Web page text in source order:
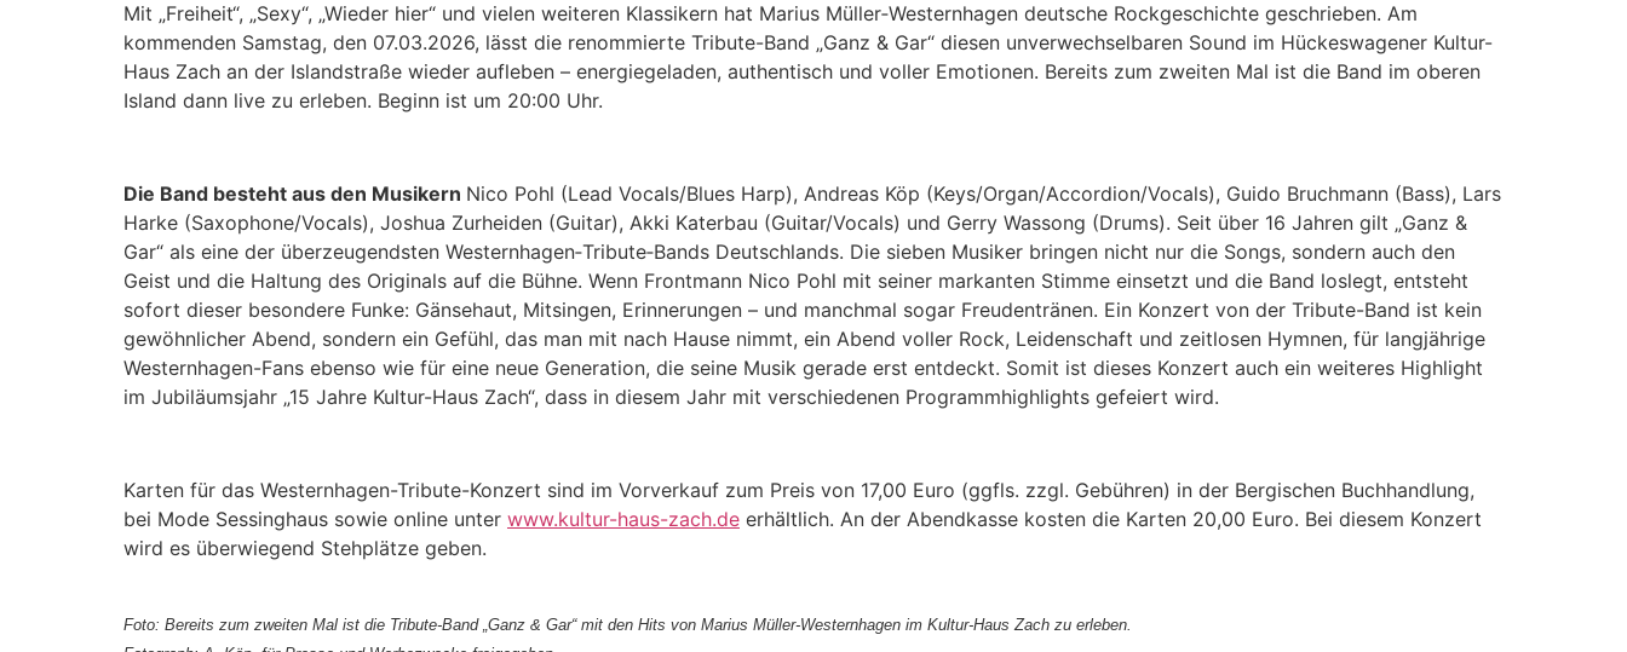
Mit „Freiheit“, „Sexy“, „Wieder hier“ und vielen weiteren Klassikern hat Marius Müller‑Westernhagen deutsche Rockgeschichte geschrieben. Am
kommenden Samstag, den 07.03.2026, lässt die renommierte Tribute-Band „Ganz & Gar“ diesen unverwechselbaren Sound im Hückeswagener Kultur-
Haus Zach an der Islandstraße wieder aufleben – energiegeladen, authentisch und voller Emotionen. Bereits zum zweiten Mal ist die Band im oberen
Island dann live zu erleben. Beginn ist um 20:00 Uhr.
Die Band besteht aus den Musikern Nico Pohl (Lead Vocals/Blues Harp), Andreas Köp (Keys/Organ/Accordion/Vocals), Guido Bruchmann (Bass), Lars
Harke (Saxophone/Vocals), Joshua Zurheiden (Guitar), Akki Katerbau (Guitar/Vocals) und Gerry Wassong (Drums). Seit über 16 Jahren gilt „Ganz &
Gar“ als eine der überzeugendsten Westernhagen‑Tribute‑Bands Deutschlands. Die sieben Musiker bringen nicht nur die Songs, sondern auch den
Geist und die Haltung des Originals auf die Bühne. Wenn Frontmann Nico Pohl mit seiner markanten Stimme einsetzt und die Band loslegt, entsteht
sofort dieser besondere Funke: Gänsehaut, Mitsingen, Erinnerungen – und manchmal sogar Freudentränen. Ein Konzert von der Tribute-Band ist kein
gewöhnlicher Abend, sondern ein Gefühl, das man mit nach Hause nimmt, ein Abend voller Rock, Leidenschaft und zeitlosen Hymnen, für langjährige
Westernhagen-Fans ebenso wie für eine neue Generation, die seine Musik gerade erst entdeckt. Somit ist dieses Konzert auch ein weiteres Highlight
im Jubiläumsjahr „15 Jahre Kultur-Haus Zach“, dass in diesem Jahr mit verschiedenen Programmhighlights gefeiert wird.
Karten für das Westernhagen-Tribute-Konzert sind im Vorverkauf zum Preis von 17,00 Euro (ggfls. zzgl. Gebühren) in der Bergischen Buchhandlung,
bei Mode Sessinghaus sowie online unter www.kultur-haus-zach.de erhältlich. An der Abendkasse kosten die Karten 20,00 Euro. Bei diesem Konzert
wird es überwiegend Stehplätze geben.
Foto: Bereits zum zweiten Mal ist die Tribute-Band „Ganz & Gar“ mit den Hits von Marius Müller-Westernhagen im Kultur-Haus Zach zu erleben.